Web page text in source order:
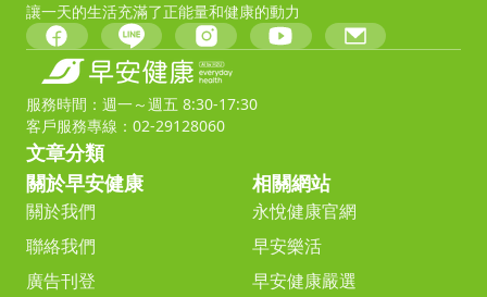
讓一天的生活充滿了正能量和健康的動力
服務時間：週一～週五 8:30-17:30
客戶服務專線：02-29128060
文章分類
關於早安健康
關於我們
聯絡我們
廣告刊登
相關網站
永悅健康官網
早安樂活
早安健康嚴選